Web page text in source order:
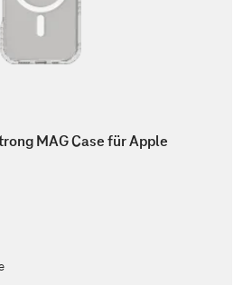
MAG Case für Apple